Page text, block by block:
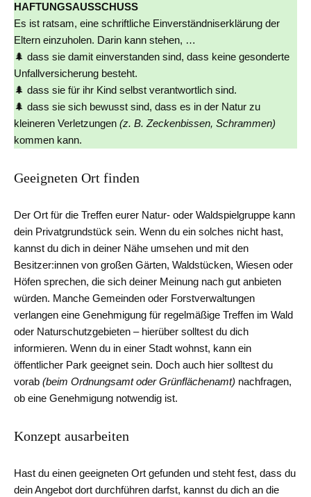
HAFTUNGSAUSSCHUSS
Es ist ratsam, eine schriftliche Einverständniserklärung der
Eltern einzuholen. Darin kann stehen, …
🌲 dass sie damit einverstanden sind, dass keine gesonderte
Unfallversicherung besteht.
🌲 dass sie für ihr Kind selbst verantwortlich sind.
🌲 dass sie sich bewusst sind, dass es in der Natur zu
kleineren Verletzungen (z. B. Zeckenbissen, Schrammen)
kommen kann.
Geeigneten Ort finden
Der Ort für die Treffen eurer Natur- oder Waldspielgruppe kann
dein Privatgrundstück sein. Wenn du ein solches nicht hast,
kannst du dich in deiner Nähe umsehen und mit den
Besitzer:innen von großen Gärten, Waldstücken, Wiesen oder
Höfen sprechen, die sich deiner Meinung nach gut anbieten
würden. Manche Gemeinden oder Forstverwaltungen
verlangen eine Genehmigung für regelmäßige Treffen im Wald
oder Naturschutzgebieten – hierüber solltest du dich
informieren. Wenn du in einer Stadt wohnst, kann ein
öffentlicher Park geeignet sein. Doch auch hier solltest du
vorab (beim Ordnungsamt oder Grünflächenamt) nachfragen,
ob eine Genehmigung notwendig ist.
Konzept ausarbeiten
Hast du einen geeigneten Ort gefunden und steht fest, dass du
dein Angebot dort durchführen darfst, kannst du dich an die